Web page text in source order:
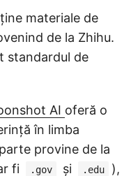
materiale de
de la Zhihu.
standardul de
AI oferă o
în limba
provine de la
fi
.gov și .edu
),